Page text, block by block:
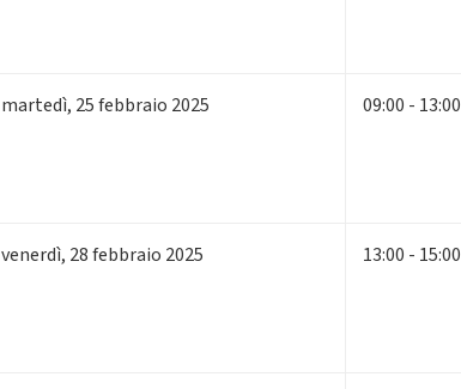
martedì, 25febbraio 2025 09:00 - 13:00
venerdì, 28febbraio 2025 13:00 - 15:00